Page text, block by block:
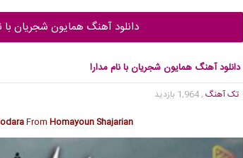
دانلود آهنگ همایون شجریان با
دانلود آهنگ همایون شجریان با نام مدارا
تک آهنگ, 1,964 بازدید
From Homayoun Shajarian